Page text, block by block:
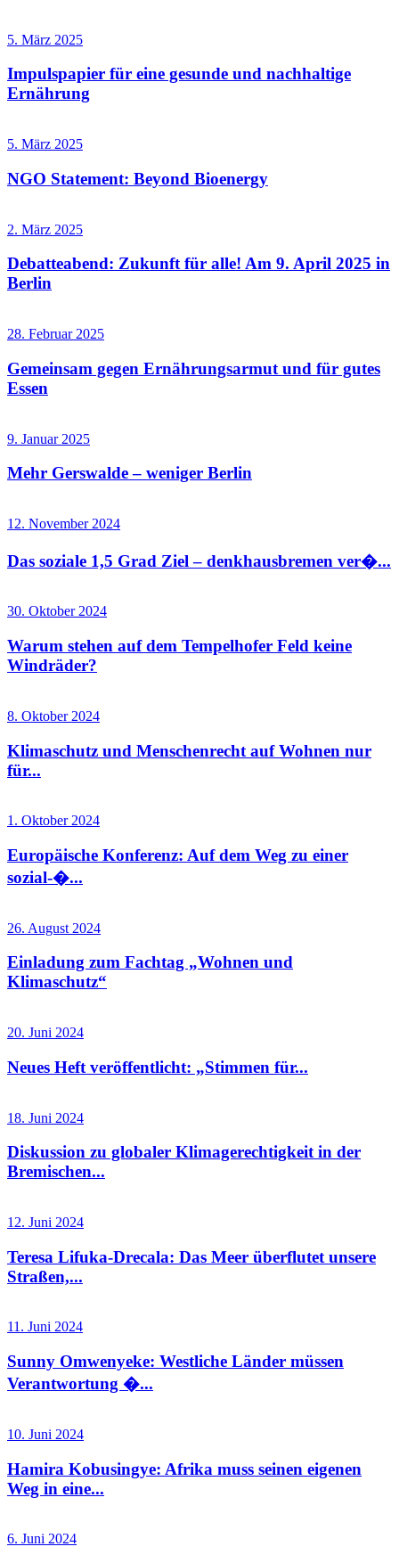
5. März 2025
Impulspapier für eine gesunde und nachhaltige
Ernährung
5. März 2025
NGO Statement: Beyond Bioenergy
2. März 2025
Debatteabend: Zukunft für alle! Am 9. April 2025 in
Berlin
28. Februar 2025
Gemeinsam gegen Ernährungsarmut und für gutes
Essen
9. Januar 2025
Mehr Gerswalde – weniger Berlin
12. November 2024
Das soziale 1,5 Grad Ziel – denkhausbremen ver�...
30. Oktober 2024
Warum stehen auf dem Tempelhofer Feld keine
Windräder?
8. Oktober 2024
Klimaschutz und Menschenrecht auf Wohnen nur
für...
1. Oktober 2024
Europäische Konferenz: Auf dem Weg zu einer
sozial-�...
26. August 2024
Einladung zum Fachtag „Wohnen und
Klimaschutz“
20. Juni 2024
Neues Heft veröffentlicht: „Stimmen für...
18. Juni 2024
Diskussion zu globaler Klimagerechtigkeit in der
Bremischen...
12. Juni 2024
Teresa Lifuka-Drecala: Das Meer überflutet unsere
Straßen,...
11. Juni 2024
Sunny Omwenyeke: Westliche Länder müssen
Verantwortung �...
10. Juni 2024
Hamira Kobusingye: Afrika muss seinen eigenen
Weg in eine...
6. Juni 2024